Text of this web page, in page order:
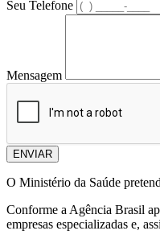
Seu Telefone
Mensagem
ENVIAR
O Ministério da Saúde
Conforme a Agência Brasil
empresas especializadas e,